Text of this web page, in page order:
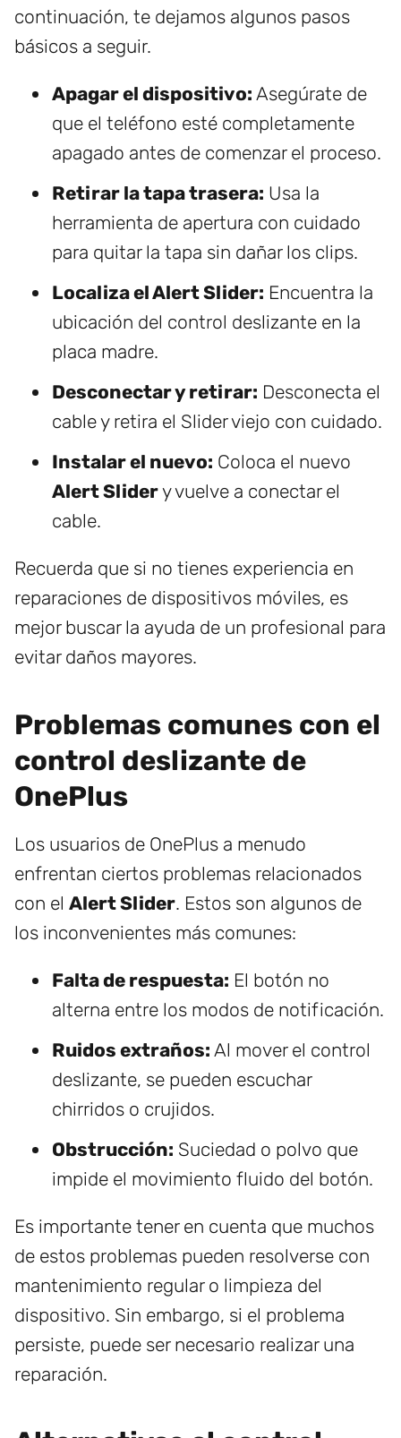
continuación, te dejamos algunos pasos
básicos a seguir.
Apagar el dispositivo: Asegúrate de
que el teléfono esté completamente
apagado antes de comenzar el proceso.
Retirar la tapa trasera: Usa la
herramienta de apertura con cuidado
para quitar la tapa sin dañar los clips.
Localiza el Alert Slider: Encuentra la
ubicación del control deslizante en la
placa madre.
Desconectar y retirar: Desconecta el
cable y retira el Slider viejo con cuidado.
Instalar el nuevo: Coloca el nuevo
Alert Slidery vuelve a conectar el
cable.
Recuerda que si no tienes experiencia en
reparaciones de dispositivos móviles, es
mejor buscar la ayuda de un profesional para
evitar daños mayores.
Problemas comunes con el
control deslizante de
OnePlus
Los usuarios de OnePlus a menudo
enfrentan ciertos problemas relacionados
con el Alert Slider. Estos son algunos de
los inconvenientes más comunes:
Falta de respuesta: El botón no
alterna entre los modos de notificación.
Ruidos extraños: Al mover el control
deslizante, se pueden escuchar
chirridos o crujidos.
Obstrucción: Suciedad o polvo que
impide el movimiento fluido del botón.
Es importante tener en cuenta que muchos
de estos problemas pueden resolverse con
mantenimiento regular o limpieza del
dispositivo. Sin embargo, si el problema
persiste, puede ser necesario realizar una
reparación.